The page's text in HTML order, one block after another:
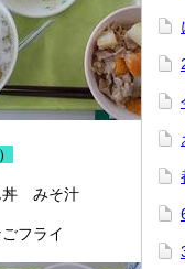
丼 みそ汁
フライ